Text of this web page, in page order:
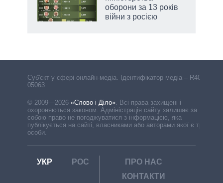
оборони за 13 років
війни з росією
Cуб'єкт у сфері онлайн-медіа. Ідентифікатор медіа – R40-
05063
© 2009—2026 «Слово і Діло» Всі права захищені і
охороняються законом. Адміністрація сайту залишає за
собою право не погоджуватися з інформацією, яка
публікується на сайті, власниками або авторами якої є треті
особи.
УКР РОС
ПРО НАС
КОНТАКТИ